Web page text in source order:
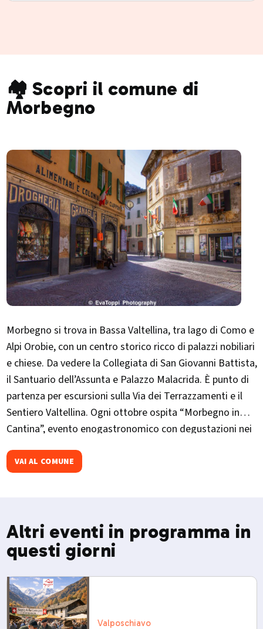
🏘️ Scopri il comune di
Morbegno
Morbegno si trova in Bassa Valtellina, tra lago di Como e
Alpi Orobie, con un centro storico ricco di palazzi nobiliari
e chiese. Da vedere la Collegiata di San Giovanni Battista,
il Santuario dell’Assunta e Palazzo Malacrida. È punto di
partenza per escursioni sulla Via dei Terrazzamenti e il
Sentiero Valtellina. Ogni ottobre ospita “Morbegno in
Cantina”, evento enogastronomico con degustazioni nei
VAI AL COMUNE
Altri eventi in programma in
questi giorni
Valposchiavo